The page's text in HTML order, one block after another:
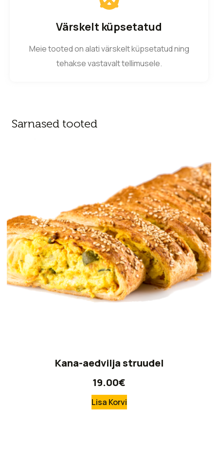
Värskelt küpsetatud
Meie tooted on alati värskelt küpsetatud ning
tehakse vastavalt tellimusele.
Sarnased tooted
Kana-aedvilja struudel
19.00€
Lisa Korvi